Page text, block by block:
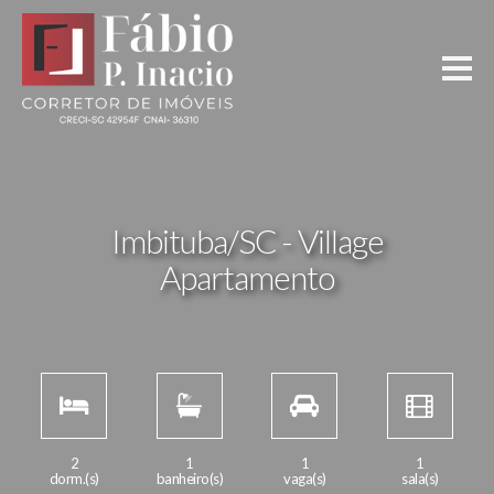
Imbituba/SC - Village
Apartamento
2
dorm.(s)
1
banheiro(s)
1
vaga(s)
1
sala(s)